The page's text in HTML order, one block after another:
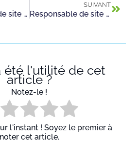
Responsable de site adjoint (H/F) – Guyancourt (78) –
SUIVANT
Responsable de site adjoint (H/F) – Coulommiers (77)
été l'utilité de cet
article ?
Notez-le !
l'instant ! Soyez le premier à
noter cet article.